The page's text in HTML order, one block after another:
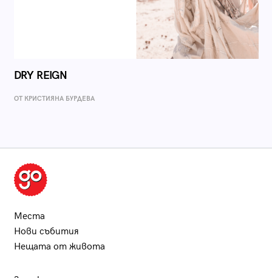
DRY REIGN
ОТ КРИСТИЯНА БУРДЕВА
Места
Нови събития
Нещата от живота